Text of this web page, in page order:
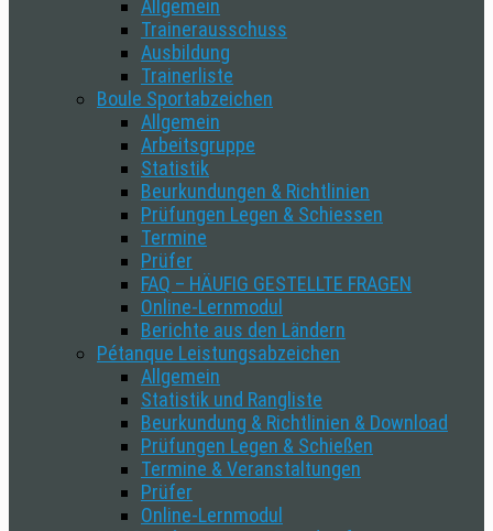
Allgemein
Trainerausschuss
Ausbildung
Trainerliste
Boule Sportabzeichen
Allgemein
Arbeitsgruppe
Statistik
Beurkundungen & Richtlinien
Prüfungen Legen & Schiessen
Termine
Prüfer
FAQ – HÄUFIG GESTELLTE FRAGEN
Online-Lernmodul
Berichte aus den Ländern
Pétanque Leistungsabzeichen
Allgemein
Statistik und Rangliste
Beurkundung & Richtlinien & Download
Prüfungen Legen & Schießen
Termine & Veranstaltungen
Prüfer
Online-Lernmodul